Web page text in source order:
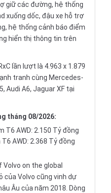
giữ các đường, hệ thống
xuống dốc, đậu xe hỗ trợ
hệ thống cảnh báo điểm
hiển thị thông tin trên
lần lượt là 4.963 x 1.879
tranh cùng Mercedes-
Audi A6, Jaguar XF tại
tháng 08/2026:
T6 AWD: 2.150 Tỷ đồng
AWD: 2.368 Tỷ đồng
on the global
của Volvo cũng vinh dự
Âu của năm 2018. Dòng